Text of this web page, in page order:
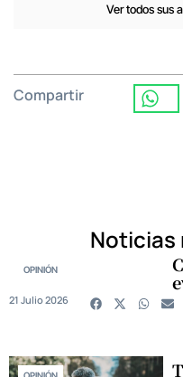
Ver todos sus
Compartir
Noticias
OPINIÓN
21 Julio 2026